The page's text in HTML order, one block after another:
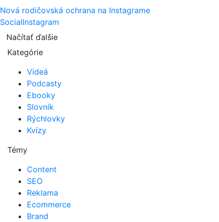
Nová rodičovská ochrana na Instagrame
SocialInstagram
Načítať ďalšie
Kategórie
Videá
Podcasty
Ebooky
Slovník
Rýchlovky
Kvízy
Témy
Content
SEO
Reklama
Ecommerce
Brand